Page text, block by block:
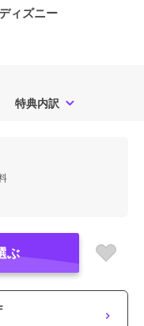
ィズニー
特典内訳
ぶ